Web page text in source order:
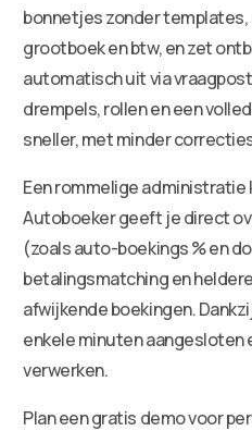
bonnetjes zonder
grootboek en btw, en zet
automatisch uit via
drempels, rollen en een
sneller, met minder
Een rommelige administratie
Autoboeker geeft je direct
(zoals auto-boekings % en
betalingsmatching en
afwijkende boekingen.
enkele minuten aangesloten
verwerken.
Plan een gratis demo voor